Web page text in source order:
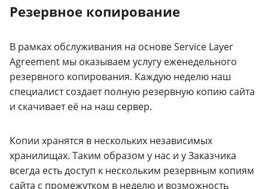
Резервное копирование
В рамках обслуживания на основе Service Layer
Agreement мы оказываем услугу еженедельного
резервного копирования. Каждую неделю наш
специалист создает полную резервную копию сайта
и скачивает её на наш сервер.
Копии хранятся в нескольких независимых
хранилищах. Таким образом у нас и у Заказчика
всегда есть доступ к нескольким резервным копиям
сайта с промежутком в неделю и возможность